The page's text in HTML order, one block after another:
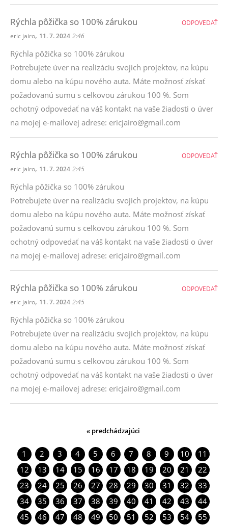
Rýchla pôžička so 100% zárukou
eric jairo, 11. 7. 2024 2:46
Rýchla pôžička so 100% zárukou
Potrebujete úver na realizáciu svojich projektov, na kúpu
domu alebo na kúpu nového auta. Máte možnosť získať
požadovanú sumu s celkovou zárukou 100 %. Som
ochotný odpovedať na váš kontakt na vaše žiadosti o úver
na mojej e-mailovej adrese: ericjairo@gmail.com
ODPOVEDAŤ
Rýchla pôžička so 100% zárukou
eric jairo, 11. 7. 2024 2:45
Rýchla pôžička so 100% zárukou
Potrebujete úver na realizáciu svojich projektov, na kúpu
domu alebo na kúpu nového auta. Máte možnosť získať
požadovanú sumu s celkovou zárukou 100 %. Som
ochotný odpovedať na váš kontakt na vaše žiadosti o úver
na mojej e-mailovej adrese: ericjairo@gmail.com
ODPOVEDAŤ
Rýchla pôžička so 100% zárukou
eric jairo, 11. 7. 2024 2:45
Rýchla pôžička so 100% zárukou
Potrebujete úver na realizáciu svojich projektov, na kúpu
domu alebo na kúpu nového auta. Máte možnosť získať
požadovanú sumu s celkovou zárukou 100 %. Som
ochotný odpovedať na váš kontakt na vaše žiadosti o úver
na mojej e-mailovej adrese: ericjairo@gmail.com
ODPOVEDAŤ
« predchádzajúci
1 2 3 4 5 6 7 8 9 10
11
12
13 14 15 16 17 18 19 20 21
22
23
24 25 26 27 28 29 30 31 32
33
34
35 36 37 38 39 40 41 42 43
44
45
46 47 48 49 50 51 52 53 54
55